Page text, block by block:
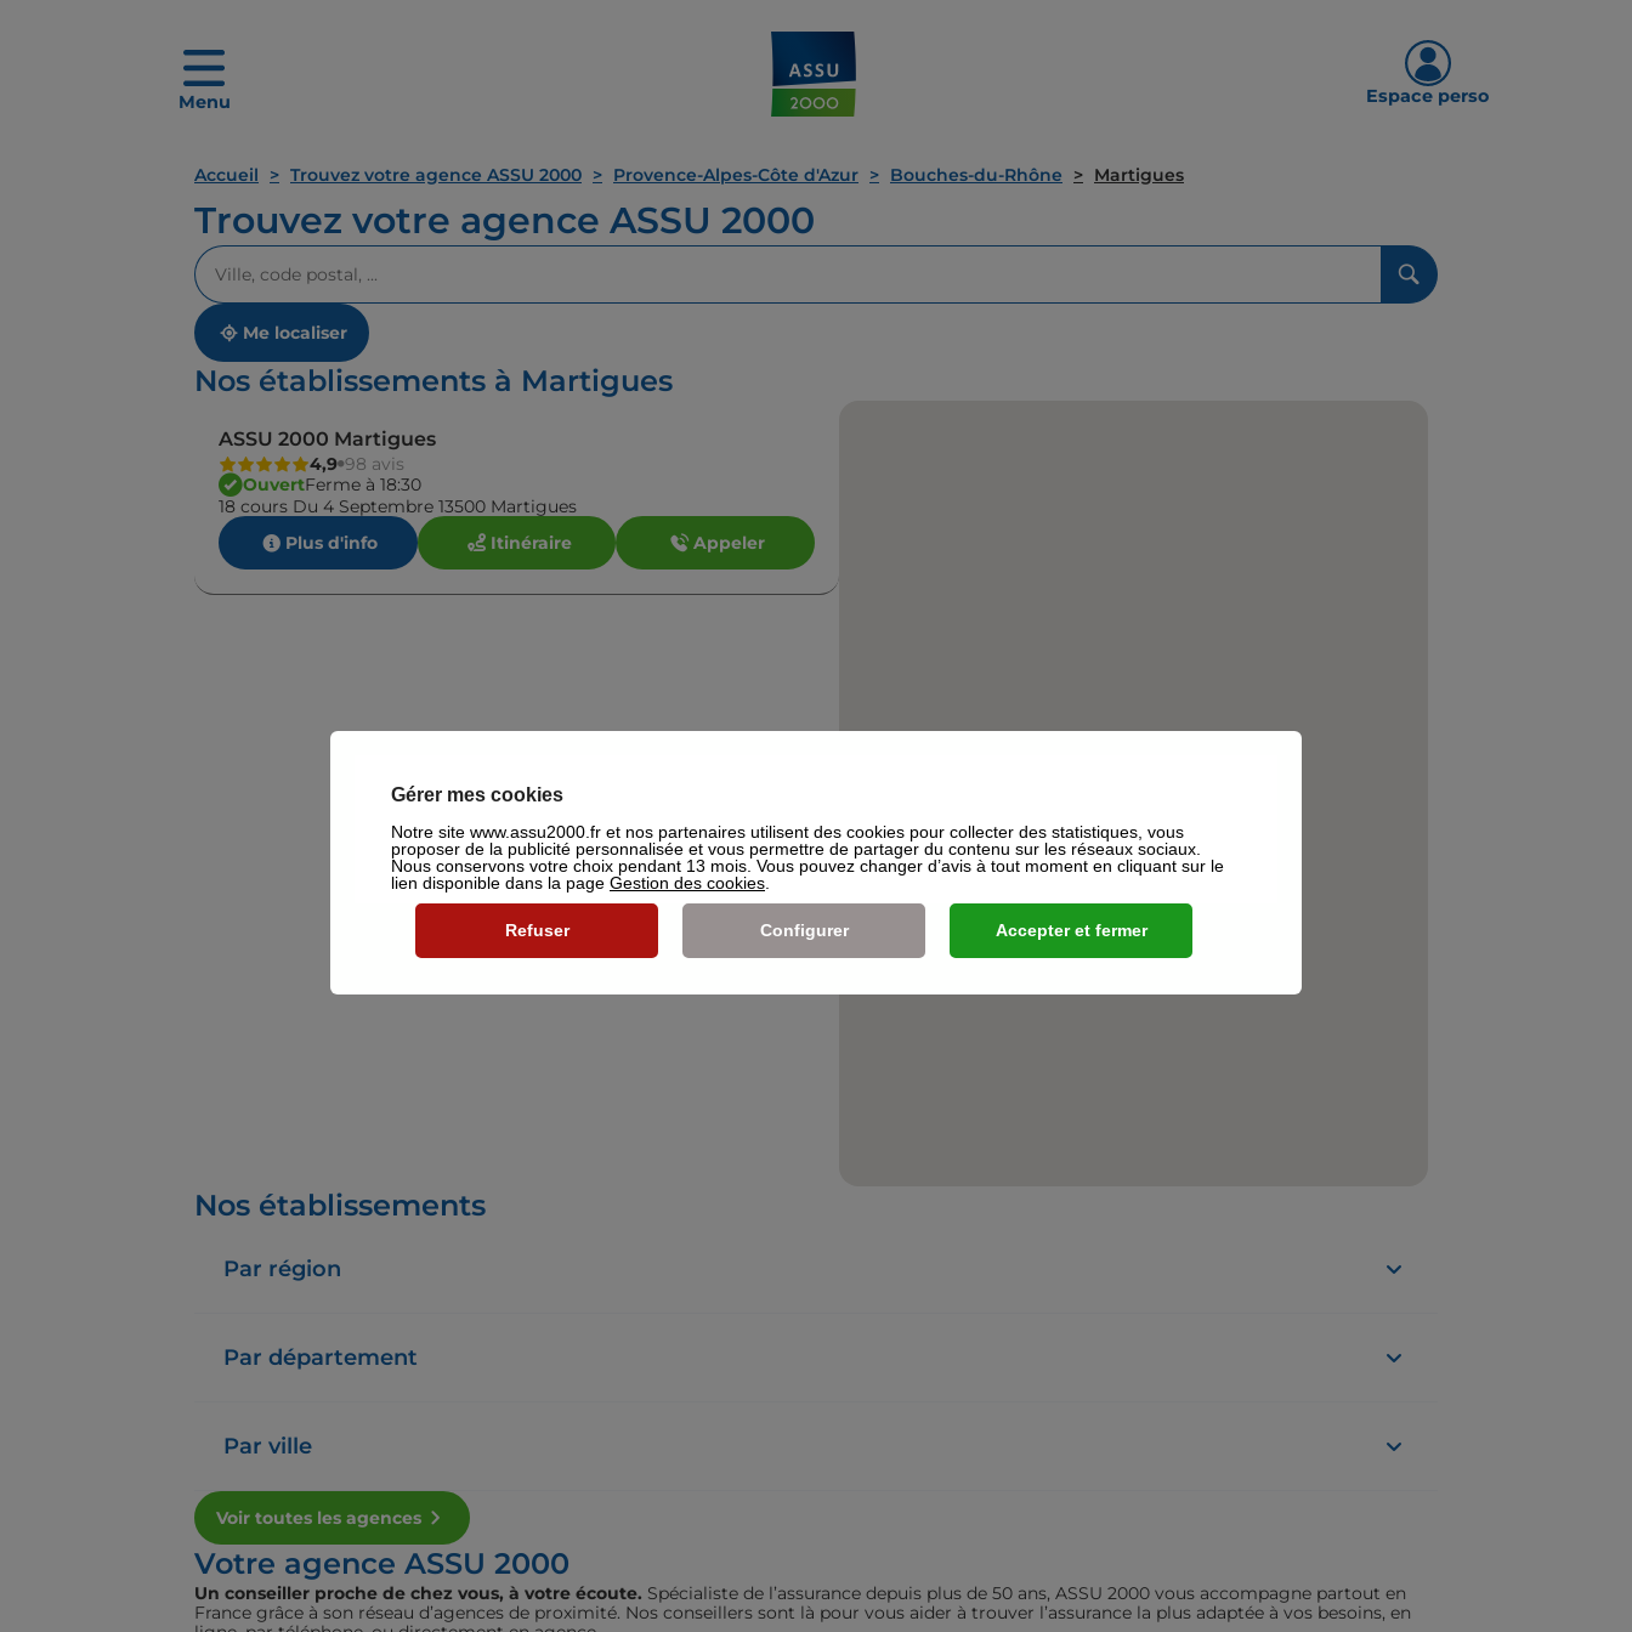
Menu Espace perso
Accueil Trouvez votre agence ASSU 2000 Provence-Alpes-Côte d'Azur Bouches-du-Rhône Martigues
Trouvez votre agence ASSU 2000
Veuillez
renseigner
une
adresse
Me localiser
Nos établissements à Martigues
ASSU 2000 Martigues
4,9 98 avis
OuvertFerme à 18:30
18 cours Du 4 Septembre 13500 Martigues
Plus d'info
Itinéraire Appeler
Nos établissements
Par région
Par département
Par ville
Voir toutes les agences
Votre agence ASSU 2000
Un conseiller proche de chez vous, à votre écoute. Spécialiste de l’assurance depuis plus de 50 ans, ASSU 2000 vous accompagne partout en
France grâce à son réseau d’agences de proximité. Nos conseillers sont là pour vous aider à trouver l’assurance la plus adaptée à vos besoins, en
Gérer mes cookies
Notre site www.assu2000.fr et nos partenaires utilisent des cookies pour collecter des statistiques, vous
proposer de la publicité personnalisée et vous permettre de partager du contenu sur les réseaux sociaux.
Nous conservons votre choix pendant 13 mois. Vous pouvez changer d’avis à tout moment en cliquant sur le
lien disponible dans la page Gestion des cookies
Refuser Configurer Accepter et fermer